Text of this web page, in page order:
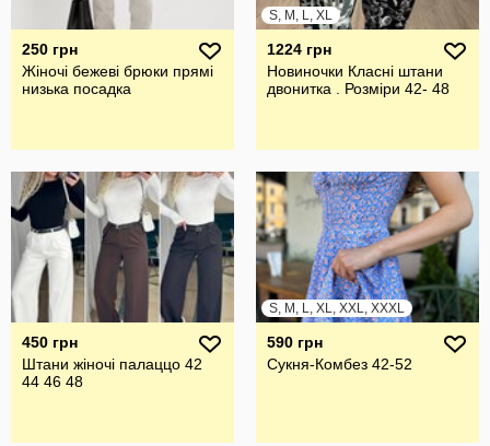
250 грн
Жіночі бежеві брюки прямі
низька посадка
S, M, L, XL
1224 грн
Новиночки Класні штани
двонитка . Розмiри 42- 48
450 грн
Штани жіночі палаццо 42
44 46 48
S, M, L, XL, XXL, XXXL
590 грн
Сукня-Комбез 42-52